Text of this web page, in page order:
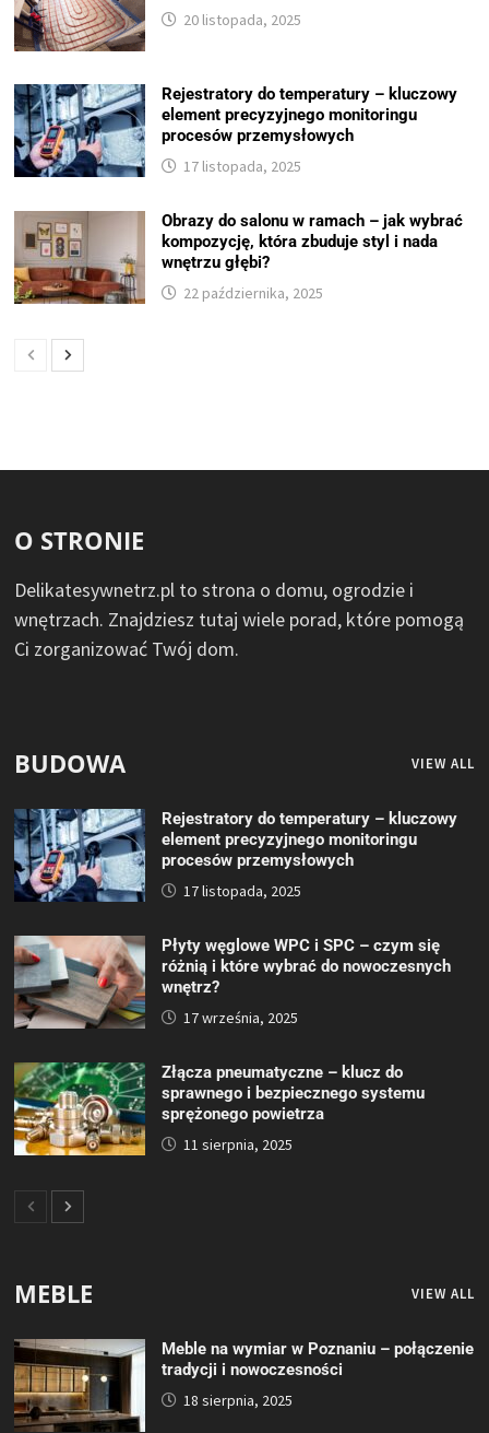
20 listopada, 2025
Rejestratory do temperatury – kluczowy
element precyzyjnego monitoringu
procesów przemysłowych
17 listopada, 2025
Obrazy do salonu w ramach – jak wybrać
kompozycję, która zbuduje styl i nada
wnętrzu głębi?
22 października, 2025
O STRONIE
Delikatesywnetrz.pl to strona o domu, ogrodzie i
wnętrzach. Znajdziesz tutaj wiele porad, które pomogą
Ci zorganizować Twój dom.
BUDOWA VIEW ALL
Rejestratory do temperatury – kluczowy
element precyzyjnego monitoringu
procesów przemysłowych
17 listopada, 2025
Płyty węglowe WPC i SPC – czym się
różnią i które wybrać do nowoczesnych
wnętrz?
17 września, 2025
Złącza pneumatyczne – klucz do
sprawnego i bezpiecznego systemu
sprężonego powietrza
11 sierpnia, 2025
MEBLE VIEW ALL
Meble na wymiar w Poznaniu – połączenie
tradycji i nowoczesności
18 sierpnia, 2025